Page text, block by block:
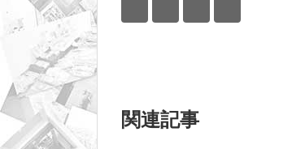
関連記事